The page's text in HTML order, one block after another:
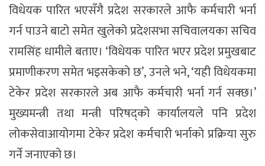
विधेयक पारित भएसँगै प्रदेश सरकारले आफै कर्मचारी भर्ना
गर्न पाउने बाटो समेत खुलेको प्रदेशसभा सचिवालयका सचिव
रामसिंह धामीले बताए। ‘विधेयक पारित भएर प्रदेश प्रमुखबाट
प्रमाणीकरण समेत भइसकेको छ’, उनले भने, ‘यही विधेयकमा
टेकेर प्रदेश सरकारले अब आफै कर्मचारी भर्ना गर्न सक्छ।’
मुख्यमन्त्री तथा मन्त्री परिषद्को कार्यालयले पनि प्रदेश
लोकसेवाआयोगमा टेकेर प्रदेश कर्मचारी भर्नाको प्रक्रिया सुरु
गर्ने जनाएको छ।